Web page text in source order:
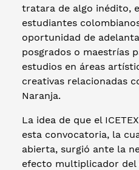
tratara de algo inédito,
estudiantes
oportunidad de
posgrados o maestrías
estudios en áreas
creativas relacionadas
Naranja.
La idea de que el
esta convocatoria, la
abierta, surgió ante la
efecto multiplicador del